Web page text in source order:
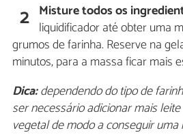
2 Misture todos os
liquidificador até obter uma
grumos de farinha. Reserve na
minutos, para a massa ficar mais
Dica:dependendo do tipo de
ser necessário adicionar mais
vegetal de modo a conseguir